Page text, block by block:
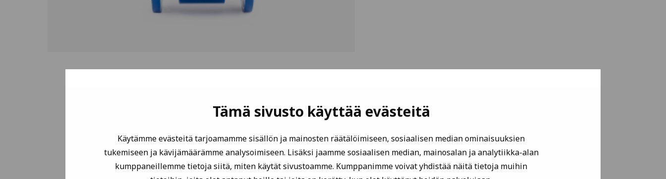
Tämä sivusto käyttää evästeitä
Käytämme evästeitä tarjoamamme sisällön ja mainosten räätälöimiseen, sosiaalisen median ominaisuuksien
tukemiseen ja kävijämäärämme analysoimiseen. Lisäksi jaamme sosiaalisen median, mainosalan ja analytiikka-alan
kumppaneillemme tietoja siitä, miten käytät sivustoamme. Kumppanimme voivat yhdistää näitä tietoja muihin
Saatat olla kiinnostunut myös näistä